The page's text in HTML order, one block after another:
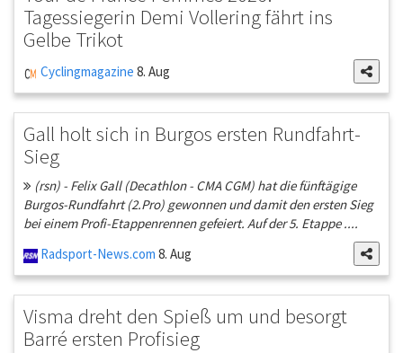
Tagessiegerin Demi Vollering fährt ins
Gelbe Trikot
Cyclingmagazine 8. Aug
Gall holt sich in Burgos ersten Rundfahrt-
Sieg
(rsn) - Felix Gall (Decathlon - CMA CGM) hat die fünftägige
Burgos-Rundfahrt (2.Pro) gewonnen und damit den ersten Sieg
bei einem Profi-Etappenrennen gefeiert. Auf der 5. Etappe ....
Radsport-News.com 8. Aug
Visma dreht den Spieß um und besorgt
Barré ersten Profisieg